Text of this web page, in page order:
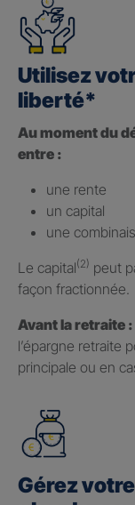
Utilisez
liberté*
Au moment du
entre :
une rente
un capital
une
Le capital(2) peut
façon fractionnée.
Avant la retraite :
l’épargne retraite
principale ou en
Gérez